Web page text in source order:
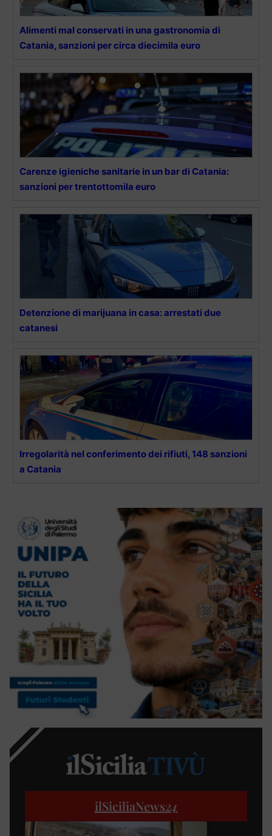
Alimenti mal conservati in una gastronomia di
Catania, sanzioni per circa diecimila euro
Carenze igieniche sanitarie in un bar di Catania:
sanzioni per trentottomila euro
Detenzione di marijuana in casa: arrestati due
catanesi
Irregolarità nel conferimento dei rifiuti, 148 sanzioni
a Catania
ilSiciliaNews24